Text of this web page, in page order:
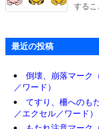
する
最近の投稿
倒壊、崩落マーク
／ワード）
てすり、柵へのも
／エクセル／ワード）